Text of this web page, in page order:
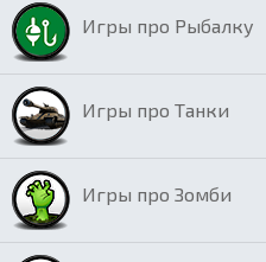
Игры про Рыбалку
Игры про Танки
Игры про Зомби